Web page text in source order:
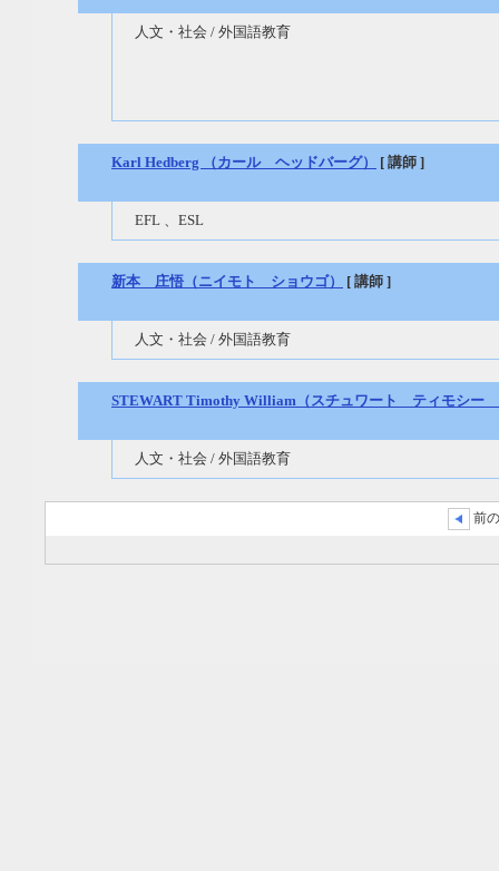
人文・社会 / 外国語教育
Karl Hedberg （カール ヘッドバーグ） [ 講師 ]
EFL 、ESL
新本 庄悟（ニイモト ショウゴ） [ 講師 ]
人文・社会 / 外国語教育
STEWART Timothy William（スチュワート ティモシー
人文・社会 / 外国語教育
前